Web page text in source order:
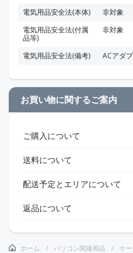
電気用品安全法(本体)
非対象
電気用品安全法(付属
品等)
非対象
電気用品安全法(備考) ACアダ
お買い物に関するご案内
ご購入について
送料について
配送予定とエリアについて
返品について
ホーム パソコン関連用品 ケ